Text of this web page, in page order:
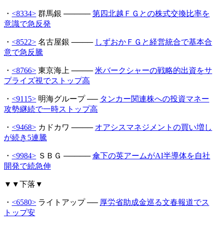
・ <8334> 群馬銀 ─────第四北越ＦＧとの株式交換比率を
意識で急反発
・ <8522> 名古屋銀 ──── しずおかＦＧと経営統合で基本合
意で急反騰
・ <8766> 東京海上 ────米バークシャーの戦略的出資をサ
プライズ視でストップ高
・ <9115> 明海グループ ── タンカー関連株への投資マネー
攻勢継続で一時ストップ高
・ <9468> カドカワ ──── オアシスマネジメントの買い増し
が続き5連騰
・ <9984> ＳＢＧ ─────傘下の英アームがAI半導体を自社
開発で続急伸
▼▼下落▼
・ <6580> ライトアップ ── 厚労省助成金巡る文春報道でス
トップ安